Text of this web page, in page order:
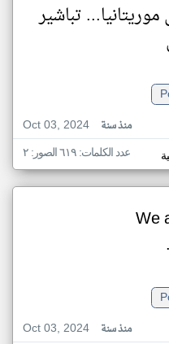
تباشير
Oct 03, 2024
منذ سنة
عدد الكلمات: ٦١٩ الصور: ٢
We
Oct 03, 2024
منذ سنة